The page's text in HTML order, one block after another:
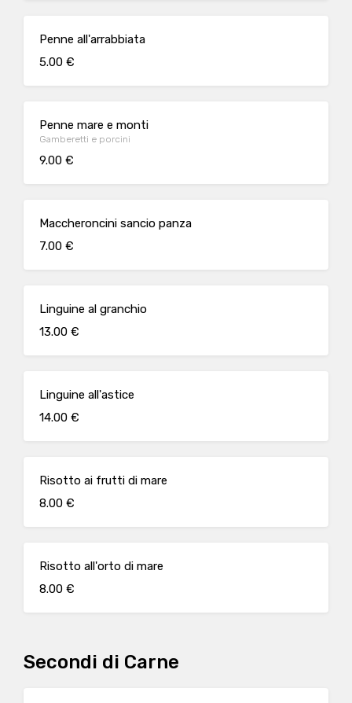
Penne all'arrabbiata
5.00 €
Penne mare e monti
Gamberetti e porcini
9.00 €
Maccheroncini sancio panza
7.00 €
Linguine al granchio
13.00 €
Linguine all'astice
14.00 €
Risotto ai frutti di mare
8.00 €
Risotto all'orto di mare
8.00 €
Secondi di Carne